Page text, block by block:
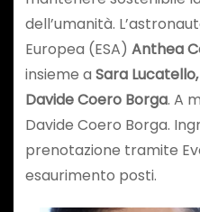
dell’umanità.
Europea (ESA) Anthea
insieme a Sara
Davide Coero Borga. A
Davide Coero Borga.
prenotazione tramite
esaurimento posti.